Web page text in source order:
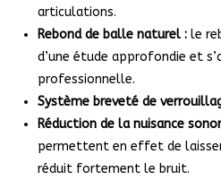
articulations.
Rebond de balle naturel : le
d’une étude approfondie et
professionnelle.
Système breveté de
Réduction de la nuisance
permettent en effet de
réduit fortement le bruit.